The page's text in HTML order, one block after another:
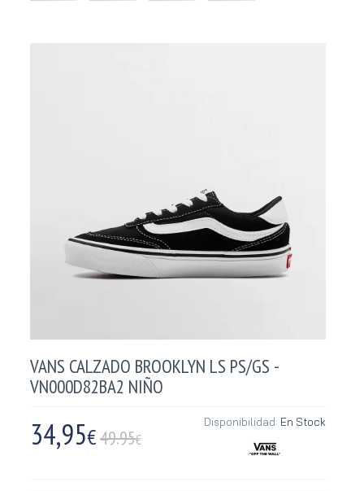
VANS CALZADO BROOKLYN LS PS/GS -
VN000D82BA2 NIÑO
34,95€49.95€
Disponibilidad: En Stock